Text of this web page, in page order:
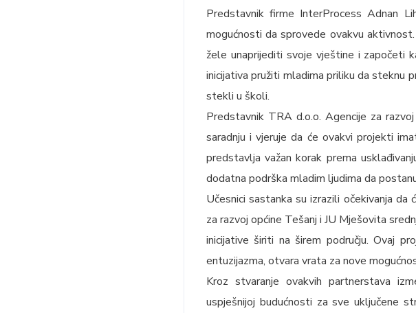
Predstavnik firme InterProcess Adnan
mogućnosti da sprovede ovakvu
žele unaprijediti svoje vještine i započeti
inicijativa pružiti mladima priliku da steknu
stekli u školi.
Predstavnik TRA d.o.o. Agencije za
saradnju i vjeruje da će ovakvi projekti
predstavlja važan korak prema
dodatna podrška mladim ljudima da
Učesnici sastanka su izrazili očekivanja
za razvoj općine Tešanj i JU Mješovita
inicijative širiti na širem području. Ovaj
entuzijazma, otvara vrata za nove
Kroz stvaranje ovakvih partnerstava
uspješnijoj budućnosti za sve uključene